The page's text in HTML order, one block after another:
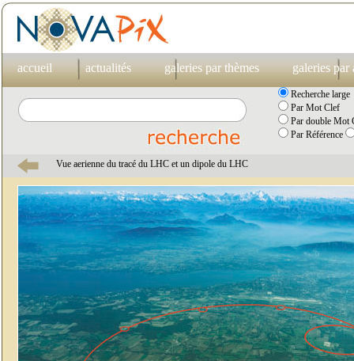
accueil actualités galeries par thèmes galeries par
Recherche large
Par Mot Clef
Par double Mot
Par Référence
Vue aerienne du tracé du LHC et un dipole du LHC